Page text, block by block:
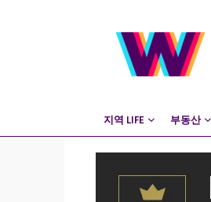
지역 LIFE 부동산